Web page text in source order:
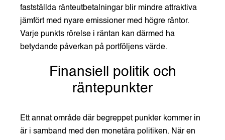
fastställda ränteutbetalningar blir mindre attraktiva
jämfört med nyare emissioner med högre räntor.
Varje punkts rörelse i räntan kan därmed ha
betydande påverkan på portföljens värde.
Finansiell politik och
räntepunkter
Ett annat område där begreppet punkter kommer in
är i samband med den monetära politiken. När en